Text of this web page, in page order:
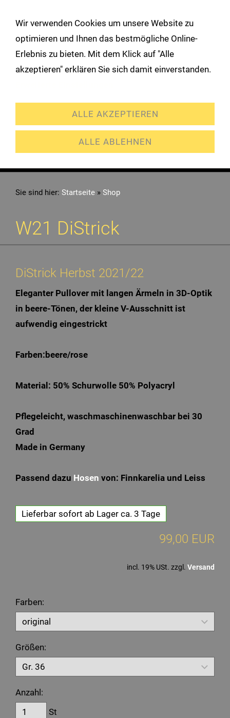
Navigation öffnen
Sie sind hier: Startseite » Shop
W21 DiStrick
DiStrick Herbst 2021/22
Eleganter Pullover mit langen Ärmeln in 3D-Optik
in beere-Tönen, der kleine V-Ausschnitt ist
aufwendig eingestrickt
Farben:beere/rose
Material: 50% Schurwolle 50% Polyacryl
Pflegeleicht, waschmaschinenwaschbar bei 30
Grad
Made in Germany
Passend dazu Hosen von: Finnkarelia und Leiss
Lieferbar sofort ab Lager ca. 3 Tage
99,00 EUR
incl. 19% USt. zzgl. Versand
Farben:
Größen:
Anzahl:
St
Wir verwenden Cookies um unsere Website zu
optimieren und Ihnen das bestmögliche Online-
Erlebnis zu bieten. Mit dem Klick auf "Alle
akzeptieren" erklären Sie sich damit einverstanden.
ALLE AKZEPTIEREN
ALLE ABLEHNEN